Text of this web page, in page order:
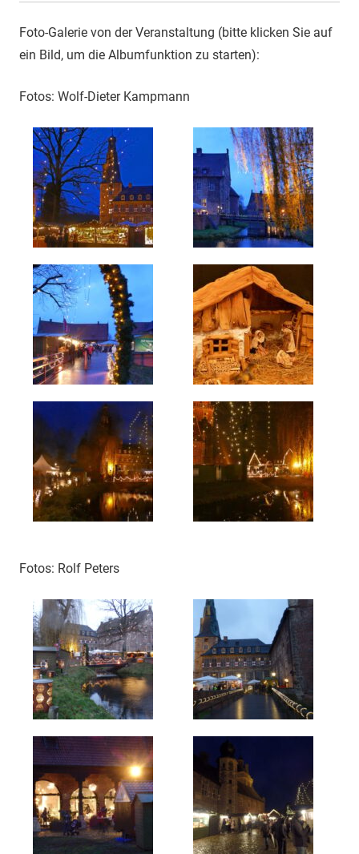
Foto-Galerie von der Veranstaltung (bitte klicken Sie auf
ein Bild, um die Albumfunktion zu starten):
Fotos: Wolf-Dieter Kampmann
Fotos: Rolf Peters